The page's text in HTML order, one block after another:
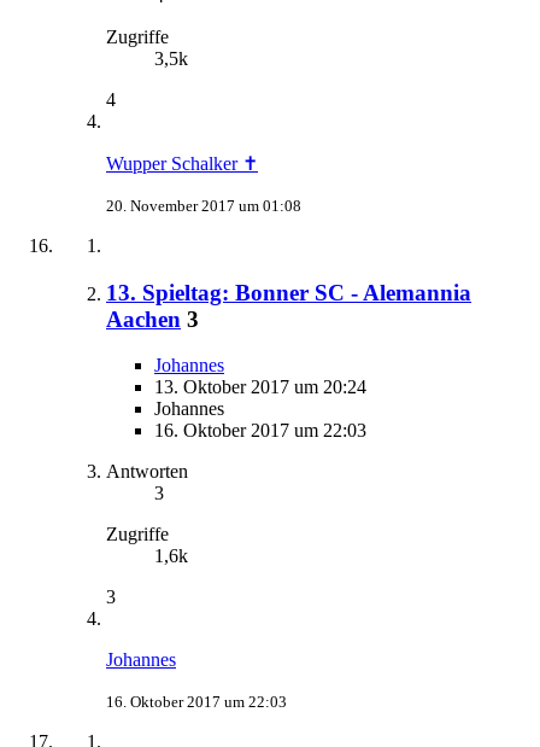
Zugriffe
3,5k
4
Wupper Schalker ✝
20. November 2017 um 01:08
13. Spieltag: Bonner SC - Alemannia
Aachen 3
Johannes
13. Oktober 2017 um 20:24
Johannes
16. Oktober 2017 um 22:03
Antworten
3
Zugriffe
1,6k
3
Johannes
16. Oktober 2017 um 22:03